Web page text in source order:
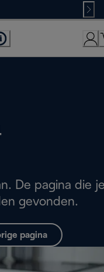
De pagina die
gevonden.
pagina